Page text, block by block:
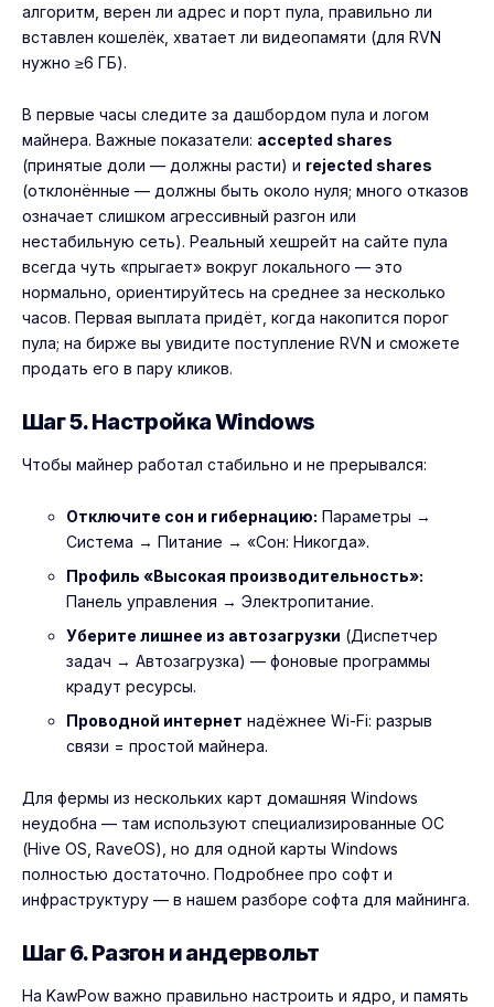
алгоритм, верен ли адрес и порт пула, правильно ли
вставлен кошелёк, хватает ли видеопамяти (для RVN
нужно ≥6 ГБ).
В первые часы следите за дашбордом пула и логом
майнера. Важные показатели: accepted shares
(принятые доли — должны расти) и rejected shares
(отклонённые — должны быть около нуля; много отказов
означает слишком агрессивный разгон или
нестабильную сеть). Реальный хешрейт на сайте пула
всегда чуть «прыгает» вокруг локального — это
нормально, ориентируйтесь на среднее за несколько
часов. Первая выплата придёт, когда накопится порог
пула; на бирже вы увидите поступление RVN и сможете
продать его в пару кликов.
Шаг 5. Настройка Windows
Чтобы майнер работал стабильно и не прерывался:
Отключите сон и гибернацию: Параметры →
Система → Питание → «Сон: Никогда».
Профиль «Высокая производительность»:
Панель управления → Электропитание.
Уберите лишнее из автозагрузки (Диспетчер
задач → Автозагрузка) — фоновые программы
крадут ресурсы.
Проводной интернет надёжнее Wi-Fi: разрыв
связи = простой майнера.
Для фермы из нескольких карт домашняя Windows
неудобна — там используют специализированные ОС
(Hive OS, RaveOS), но для одной карты Windows
полностью достаточно. Подробнее про софт и
инфраструктуру — в нашем разборе софта для майнинга.
Шаг 6. Разгон и андервольт
На KawPow важно правильно настроить и ядро, и память